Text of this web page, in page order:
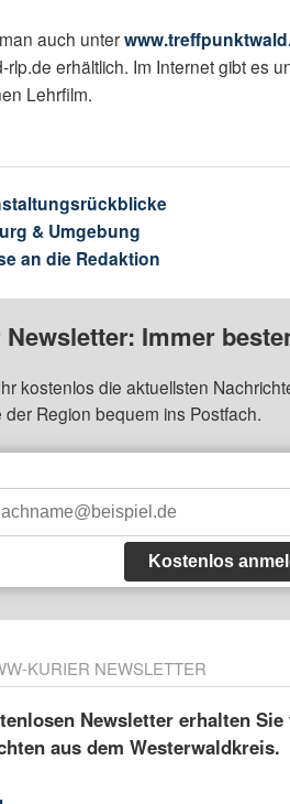
auch unter
rlp.de erhältlich. Im Internet gibt es
Lehrfilm.
& Umgebung
an die Redaktion
Newsletter: Immer
kostenlos die aktuellsten
Region bequem ins Postfach.
Kostenlos
KURIER NEWSLETTER
Newsletter erhalten
aus dem Westerwaldkreis.